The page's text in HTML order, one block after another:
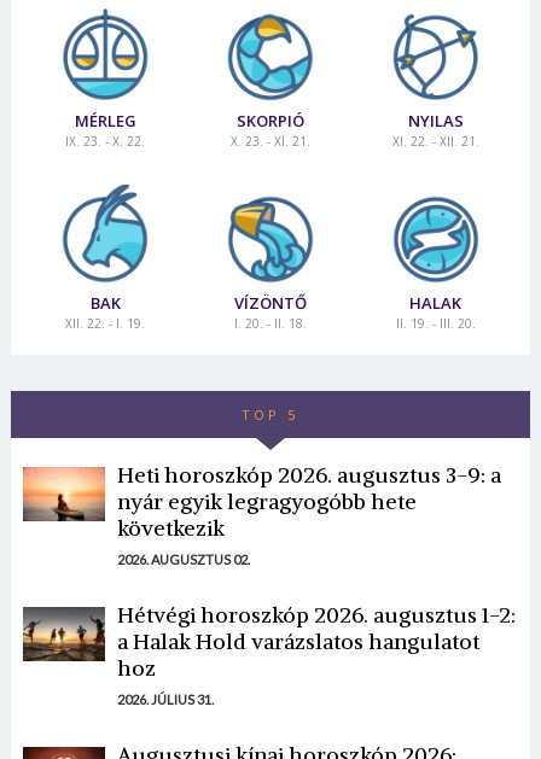
MÉRLEG
IX. 23. - X. 22.
SKORPIÓ
X. 23. - XI. 21.
NYILAS
XI. 22. - XII. 21.
BAK
XII. 22. - I. 19.
VÍZÖNTŐ
I. 20. - II. 18.
HALAK
II. 19. - III. 20.
TOP 5
Heti horoszkóp 2026. augusztus 3-9: a
nyár egyik legragyogóbb hete
következik
2026. AUGUSZTUS 02.
Hétvégi horoszkóp 2026. augusztus 1-2:
a Halak Hold varázslatos hangulatot
hoz
2026. JÚLIUS 31.